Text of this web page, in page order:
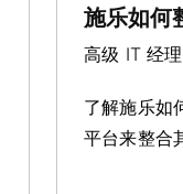
施乐如何
高级 IT 经理
了解施乐如
平台来整合